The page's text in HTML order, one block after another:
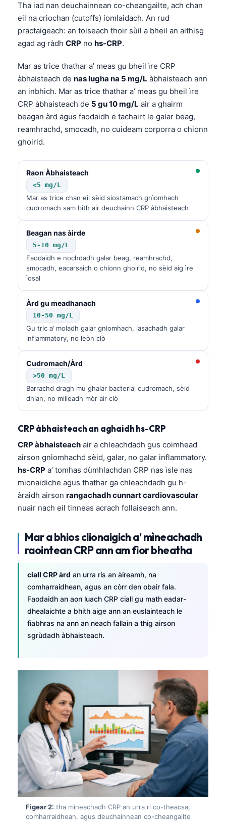
Tha iad nan deuchainnean co-cheangailte, ach chan
eil na crìochan (cutoffs) iomlaidach. An rud
practaigeach: an toiseach thoir sùil a bheil an aithisg
agad ag ràdh CRP no hs-CRP.
Mar as trice thathar a’ meas gu bheil ìre CRP
àbhaisteach de nas lugha na 5 mg/L àbhaisteach ann
an inbhich. Mar as trice thathar a’ meas gu bheil ìre
CRP àbhaisteach de 5 gu 10 mg/L air a ghairm
beagan àrd agus faodaidh e tachairt le galar beag,
reamhrachd, smocadh, no cuideam corporra o chionn
ghoirid.
Raon Àbhaisteach
<5 mg/L
Mar as trice chan eil sèid siostamach gnìomhach
cudromach sam bith air deuchainn CRP àbhaisteach
Beagan nas àirde
5-10 mg/L
Faodaidh e nochdadh galar beag, reamhrachd,
smocadh, eacarsaich o chionn ghoirid, no sèid aig ìre
ìosal
Àrd gu meadhanach
10-50 mg/L
Gu tric a’ moladh galar gnìomhach, lasachadh galar
inflammatory, no leòn clò
Cudromach/Àrd
>50 mg/L
Barrachd dragh mu ghalar bacterial cudromach, sèid
dhian, no milleadh mòr air clò
CRP àbhaisteach an aghaidh hs-CRP
CRP àbhaisteach air a chleachdadh gus coimhead
airson gnìomhachd sèid, galar, no galar inflammatory.
hs-CRP a’ tomhas dùmhlachdan CRP nas ìsle nas
mionaidiche agus thathar ga chleachdadh gu h-
àraidh airson rangachadh cunnart cardiovascular
nuair nach eil tinneas acrach follaiseach ann.
Mar a bhios clionaigich a’ mìneachadh
raointean CRP ann am fìor bheatha
ciall CRP àrd an urra ris an àireamh, na
comharraidhean, agus an còrr den obair fala.
Faodaidh an aon luach CRP ciall gu math eadar-
dhealaichte a bhith aige ann an euslainteach le
fiabhras na ann an neach fallain a thig airson
sgrùdadh àbhaisteach.
Figear 2: tha mìneachadh CRP an urra ri co-theacsa,
comharraidhean, agus deuchainnean co-cheangailte